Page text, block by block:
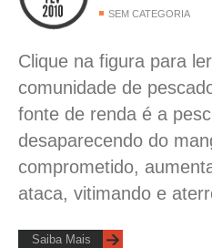
SEM CATEGORIA
Clique na figura para
comunidade de
fonte de renda é a
desaparecendo do
comprometido,
ataca, vitimando e
Saiba Mais